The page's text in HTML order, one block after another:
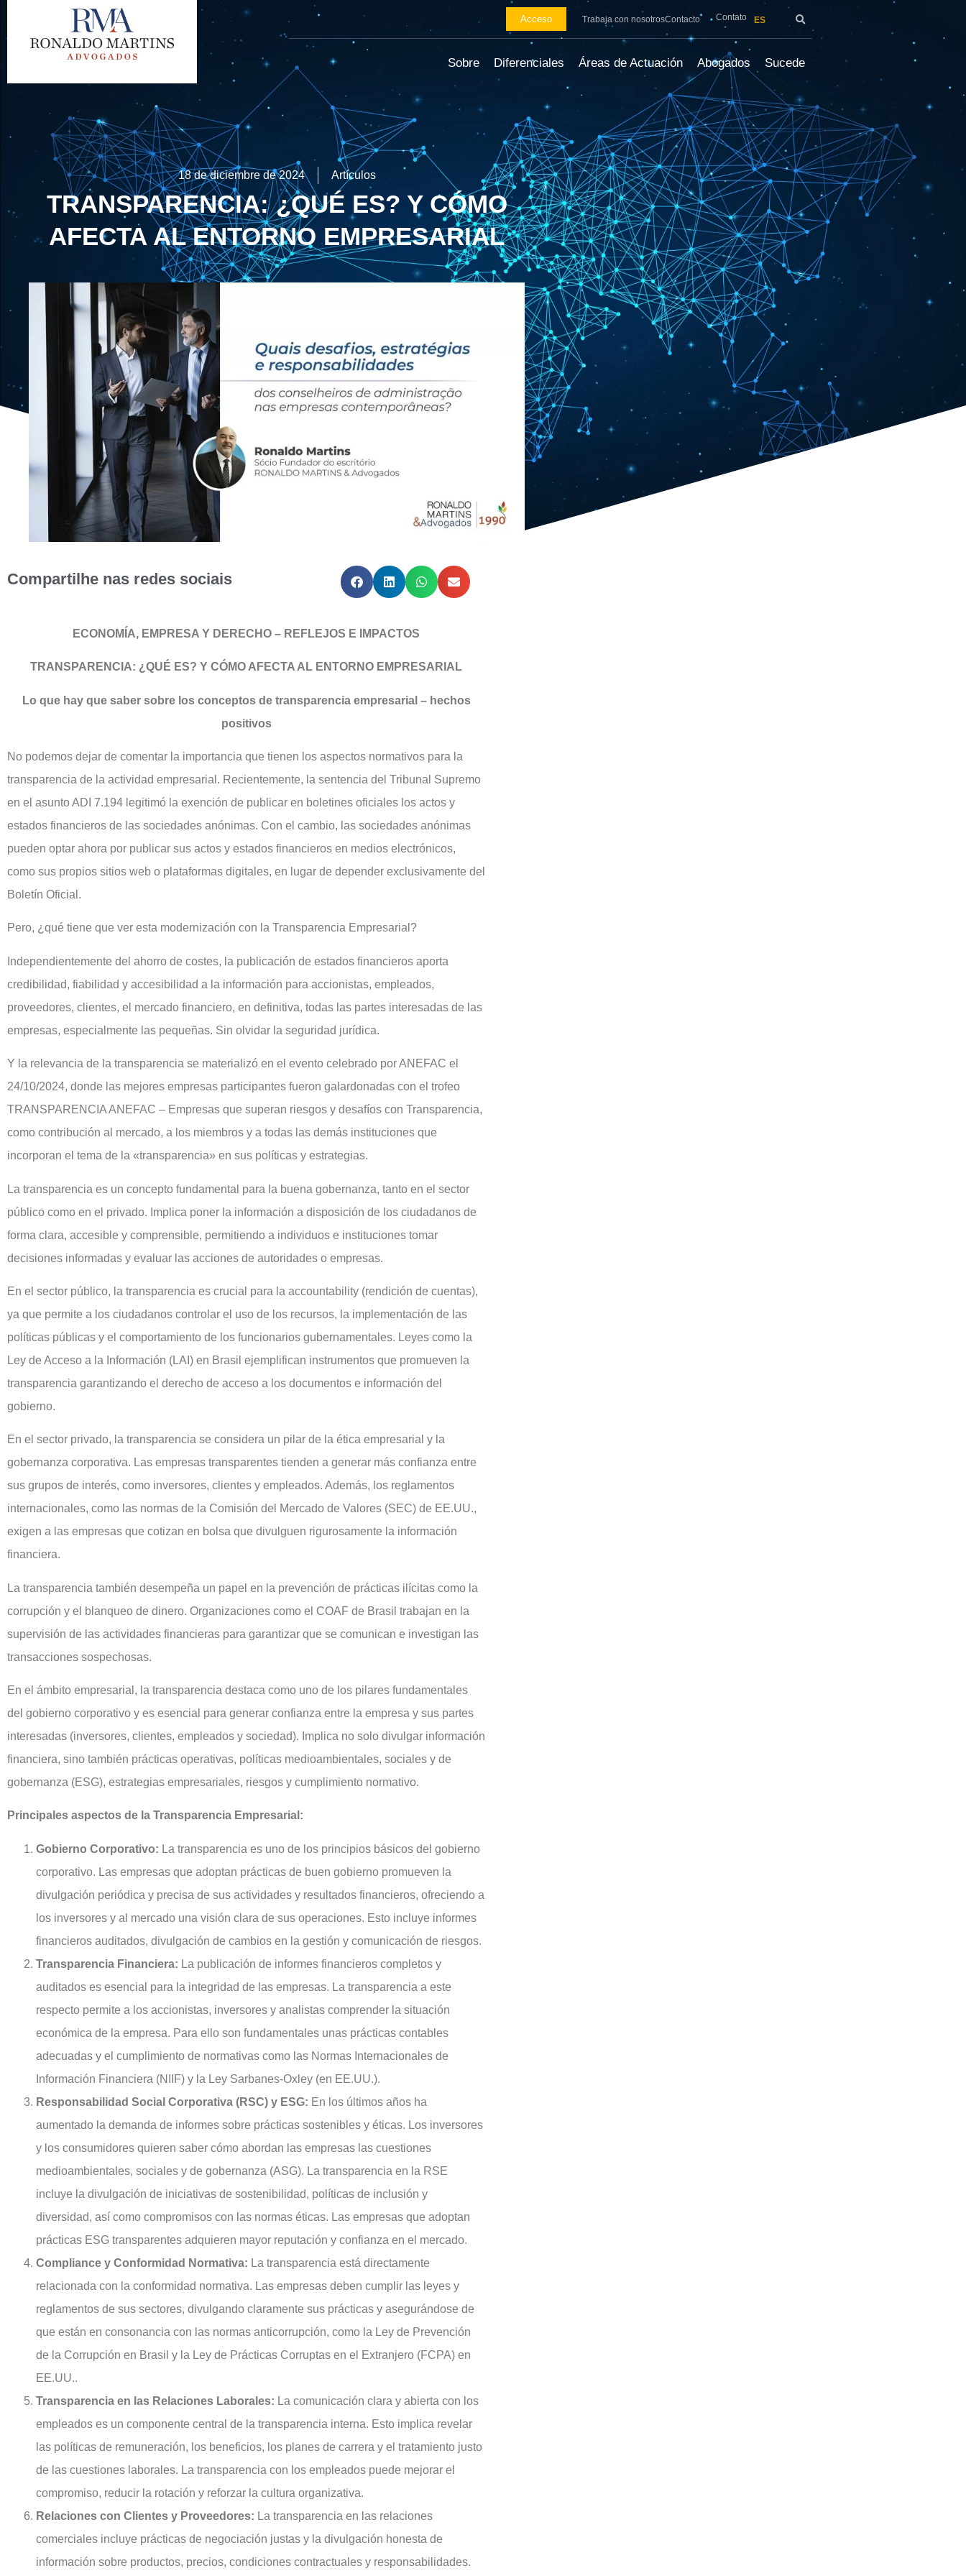
Acceso Trabaja con nosotrosContacto Contato ES
Sobre Diferenciales Áreas de Actuación Abogados Sucede
18 de diciembre de 2024 Artículos
TRANSPARENCIA: ¿QUÉ ES? Y CÓMO
AFECTA AL ENTORNO EMPRESARIAL
Compartilhe nas redes sociais
ECONOMÍA, EMPRESA Y DERECHO – REFLEJOS E IMPACTOS
TRANSPARENCIA: ¿QUÉ ES? Y CÓMO AFECTA AL ENTORNO EMPRESARIAL
Lo que hay que saber sobre los conceptos de transparencia empresarial – hechos
positivos
No podemos dejar de comentar la importancia que tienen los aspectos normativos para la
transparencia de la actividad empresarial. Recientemente, la sentencia del Tribunal Supremo
en el asunto ADI 7.194 legitimó la exención de publicar en boletines oficiales los actos y
estados financieros de las sociedades anónimas. Con el cambio, las sociedades anónimas
pueden optar ahora por publicar sus actos y estados financieros en medios electrónicos,
como sus propios sitios web o plataformas digitales, en lugar de depender exclusivamente del
Boletín Oficial.
Pero, ¿qué tiene que ver esta modernización con la Transparencia Empresarial?
Independientemente del ahorro de costes, la publicación de estados financieros aporta
credibilidad, fiabilidad y accesibilidad a la información para accionistas, empleados,
proveedores, clientes, el mercado financiero, en definitiva, todas las partes interesadas de las
empresas, especialmente las pequeñas. Sin olvidar la seguridad jurídica.
Y la relevancia de la transparencia se materializó en el evento celebrado por ANEFAC el
24/10/2024, donde las mejores empresas participantes fueron galardonadas con el trofeo
TRANSPARENCIA ANEFAC – Empresas que superan riesgos y desafíos con Transparencia,
como contribución al mercado, a los miembros y a todas las demás instituciones que
incorporan el tema de la «transparencia» en sus políticas y estrategias.
La transparencia es un concepto fundamental para la buena gobernanza, tanto en el sector
público como en el privado. Implica poner la información a disposición de los ciudadanos de
forma clara, accesible y comprensible, permitiendo a individuos e instituciones tomar
decisiones informadas y evaluar las acciones de autoridades o empresas.
En el sector público, la transparencia es crucial para la accountability (rendición de cuentas),
ya que permite a los ciudadanos controlar el uso de los recursos, la implementación de las
políticas públicas y el comportamiento de los funcionarios gubernamentales. Leyes como la
Ley de Acceso a la Información (LAI) en Brasil ejemplifican instrumentos que promueven la
transparencia garantizando el derecho de acceso a los documentos e información del
gobierno.
En el sector privado, la transparencia se considera un pilar de la ética empresarial y la
gobernanza corporativa. Las empresas transparentes tienden a generar más confianza entre
sus grupos de interés, como inversores, clientes y empleados. Además, los reglamentos
internacionales, como las normas de la Comisión del Mercado de Valores (SEC) de EE.UU.,
exigen a las empresas que cotizan en bolsa que divulguen rigurosamente la información
financiera.
La transparencia también desempeña un papel en la prevención de prácticas ilícitas como la
corrupción y el blanqueo de dinero. Organizaciones como el COAF de Brasil trabajan en la
supervisión de las actividades financieras para garantizar que se comunican e investigan las
transacciones sospechosas.
En el ámbito empresarial, la transparencia destaca como uno de los pilares fundamentales
del gobierno corporativo y es esencial para generar confianza entre la empresa y sus partes
interesadas (inversores, clientes, empleados y sociedad). Implica no solo divulgar información
financiera, sino también prácticas operativas, políticas medioambientales, sociales y de
gobernanza (ESG), estrategias empresariales, riesgos y cumplimiento normativo.
Principales aspectos de la Transparencia Empresarial:
Gobierno Corporativo: La transparencia es uno de los principios básicos del gobierno
corporativo. Las empresas que adoptan prácticas de buen gobierno promueven la
divulgación periódica y precisa de sus actividades y resultados financieros, ofreciendo a
los inversores y al mercado una visión clara de sus operaciones. Esto incluye informes
financieros auditados, divulgación de cambios en la gestión y comunicación de riesgos.
Transparencia Financiera: La publicación de informes financieros completos y
auditados es esencial para la integridad de las empresas. La transparencia a este
respecto permite a los accionistas, inversores y analistas comprender la situación
económica de la empresa. Para ello son fundamentales unas prácticas contables
adecuadas y el cumplimiento de normativas como las Normas Internacionales de
Información Financiera (NIIF) y la Ley Sarbanes-Oxley (en EE.UU.).
Responsabilidad Social Corporativa (RSC) y ESG: En los últimos años ha
aumentado la demanda de informes sobre prácticas sostenibles y éticas. Los inversores
y los consumidores quieren saber cómo abordan las empresas las cuestiones
medioambientales, sociales y de gobernanza (ASG). La transparencia en la RSE
incluye la divulgación de iniciativas de sostenibilidad, políticas de inclusión y
diversidad, así como compromisos con las normas éticas. Las empresas que adoptan
prácticas ESG transparentes adquieren mayor reputación y confianza en el mercado.
Compliance y Conformidad Normativa: La transparencia está directamente
relacionada con la conformidad normativa. Las empresas deben cumplir las leyes y
reglamentos de sus sectores, divulgando claramente sus prácticas y asegurándose de
que están en consonancia con las normas anticorrupción, como la Ley de Prevención
de la Corrupción en Brasil y la Ley de Prácticas Corruptas en el Extranjero (FCPA) en
EE.UU..
Transparencia en las Relaciones Laborales: La comunicación clara y abierta con los
empleados es un componente central de la transparencia interna. Esto implica revelar
las políticas de remuneración, los beneficios, los planes de carrera y el tratamiento justo
de las cuestiones laborales. La transparencia con los empleados puede mejorar el
compromiso, reducir la rotación y reforzar la cultura organizativa.
Relaciones con Clientes y Proveedores: La transparencia en las relaciones
comerciales incluye prácticas de negociación justas y la divulgación honesta de
información sobre productos, precios, condiciones contractuales y responsabilidades.